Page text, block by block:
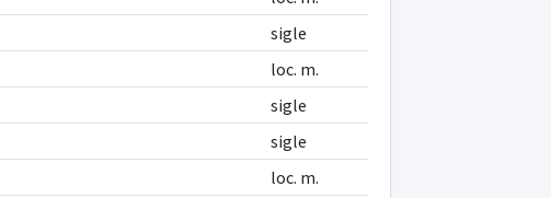
sigle
loc. m.
sigle
sigle
loc. m.